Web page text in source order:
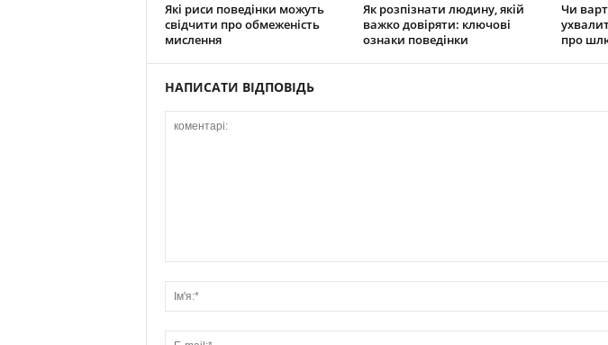
Які риси поведінки можуть
свідчити про обмеженість
мислення
Як розпізнати людину, якій
важко довіряти: ключові
ознаки поведінки
Чи
про
НАПИСАТИ ВІДПОВІДЬ